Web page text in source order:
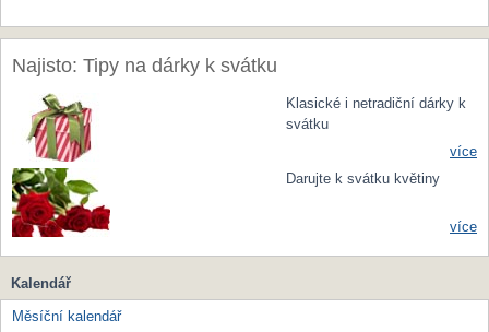
Najisto: Tipy na dárky k svátku
Klasické i netradiční dárky k
svátku
více
Darujte k svátku květiny
více
Kalendář
Měsíční kalendář